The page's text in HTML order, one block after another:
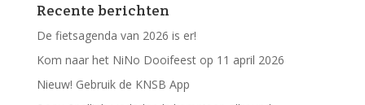
Recente berichten
De fietsagenda van 2026 is er!
Kom naar het NiNo Dooifeest op 11 april 2026
Nieuw! Gebruik de KNSB App